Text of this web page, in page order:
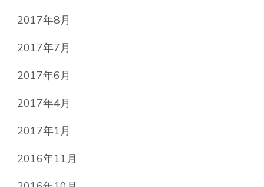
2017年8月
2017年7月
2017年6月
2017年4月
2017年1月
2016年11月